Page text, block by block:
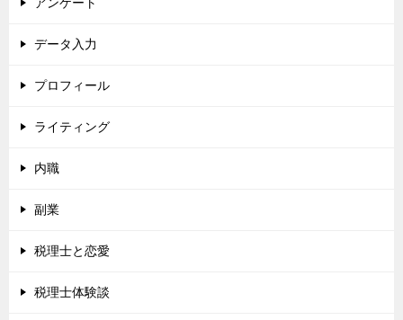
データ入力
プロフィール
ライティング
内職
副業
税理士と恋愛
税理士体験談